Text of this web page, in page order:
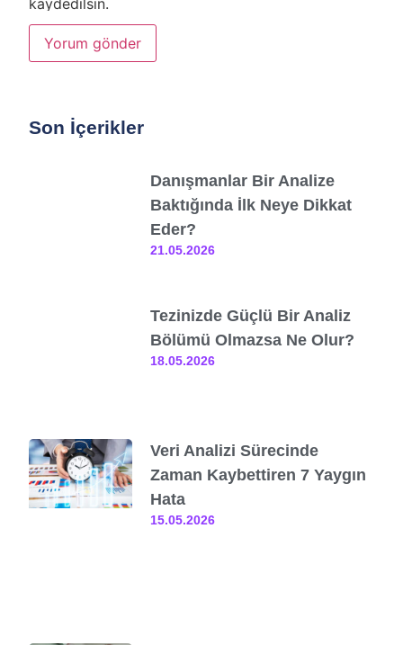
kaydedilsin.
Son İçerikler
Danışmanlar Bir Analize
Baktığında İlk Neye Dikkat
Eder?
21.05.2026
Tezinizde Güçlü Bir Analiz
Bölümü Olmazsa Ne Olur?
18.05.2026
Veri Analizi Sürecinde
Zaman Kaybettiren 7 Yaygın
Hata
15.05.2026